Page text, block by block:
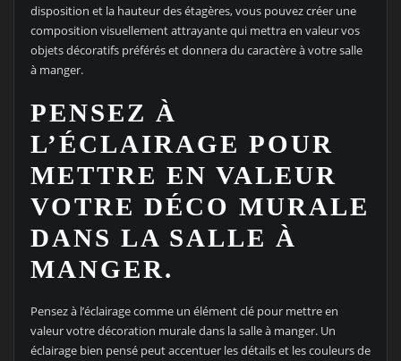
disposition et la hauteur des étagères, vous pouvez créer une
composition visuellement attrayante qui mettra en valeur vos
objets décoratifs préférés et donnera du caractère à votre salle
à manger.
PENSEZ À
L’ÉCLAIRAGE POUR
METTRE EN VALEUR
VOTRE DÉCO MURALE
DANS LA SALLE À
MANGER.
Pensez à l’éclairage comme un élément clé pour mettre en
valeur votre décoration murale dans la salle à manger. Un
éclairage bien pensé peut accentuer les détails et les couleurs de